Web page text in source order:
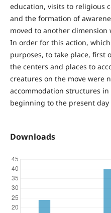
education, visits to religious
and the formation of
moved to another
In order for this action,
purposes, to take place, first
the centers and places to
creatures on the move were
accommodation structures
beginning to the present day
Downloads